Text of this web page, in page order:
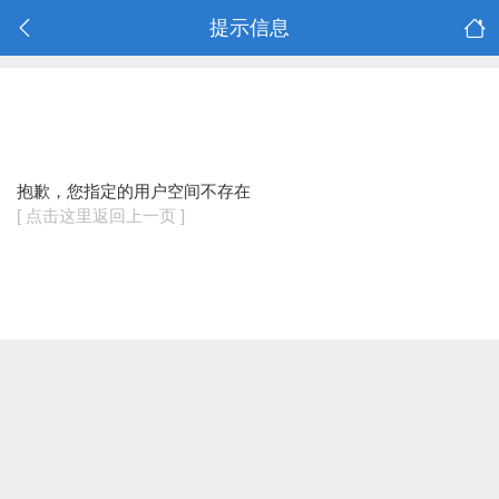
提示信息
抱歉，您指定的用户空间不存在
[ 点击这里返回上一页 ]